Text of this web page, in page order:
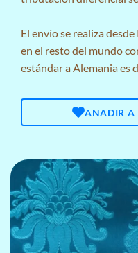
El envío se realiza
en el resto del mundo
estándar a Alemania es
ANADIR A